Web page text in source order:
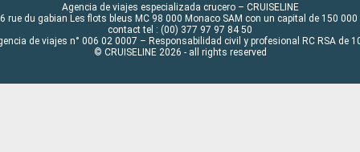
Agencia de viajes especializada crucero – CRUISELINE
rue du gabian Les flots bleus MC 98 000 Monaco SAM con un capital de 150 000
contact tel : (00) 377 97 97 84 50
de viajes n° 006 02 0007 – Responsabilidad civil y profesional RC RSA de
© CRUISELINE 2026 - all rights reserved